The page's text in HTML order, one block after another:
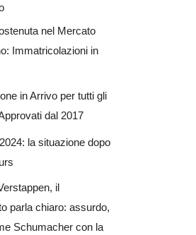
nel Mercato
Immatricolazioni in
in Arrivo per tutti gli
dal 2017
la situazione dopo
il
parla chiaro: assurdo,
Schumacher con la